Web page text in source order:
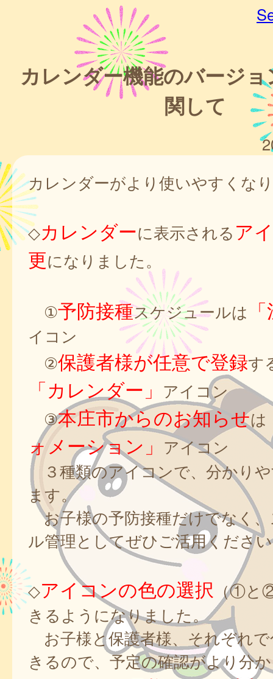
カレンダー機能のバージ
関して
カレンダーがより使いやすくな
◇カレンダーに表示されるア
更になりました。
①予防接種スケジュールは
イコン
②保護者様が任意で登録す
「カレンダー」 アイコン
③本庄市からのお知らせは
ォメーション」 アイコン
３種類のアイコンで、分かり
ます。
お子様の予防接種だけでなく
ル管理としてぜひご活用くださ
◇アイコンの色の選択 （①と
きるようになりました。
お子様と保護者様、それぞれ
きるので、予定の確認がより分